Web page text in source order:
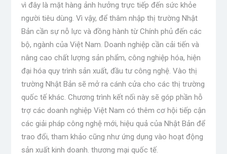
vì đây là mặt hàng ảnh hưởng trực tiếp đến sức khỏe
người tiêu dùng. Vì vậy, để thâm nhập thị trường Nhật
Bản cần sự nỗ lực và đồng hành từ Chính phủ đến các
bộ, ngành của Việt Nam. Doanh nghiệp cần cải tiến và
nâng cao chất lượng sản phẩm, công nghiệp hóa, hiện
đại hóa quy trình sản xuất, đầu tư công nghệ. Vào thị
trường Nhật Bản sẽ mở ra cánh cửa cho các thị trường
quốc tế khác. Chương trình kết nối này sẽ góp phần hỗ
trợ các doanh nghiệp Việt Nam có thêm cơ hội tiếp cận
các giải pháp công nghệ mới, hiệu quả của Nhật Bản để
trao đổi, tham khảo cũng như ứng dụng vào hoạt động
sản xuất kinh doanh. thương mại quốc tế.